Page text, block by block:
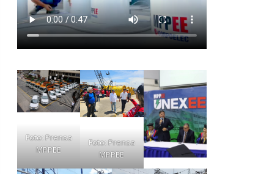
Foto: Prensa
MPPEE
Foto: Prensa
MPPEE